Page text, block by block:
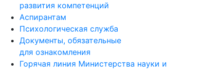
развития компетенций
Аспирантам
Психологическая служба
Документы, обязательные
для ознакомления
Горячая линия Министерства науки и